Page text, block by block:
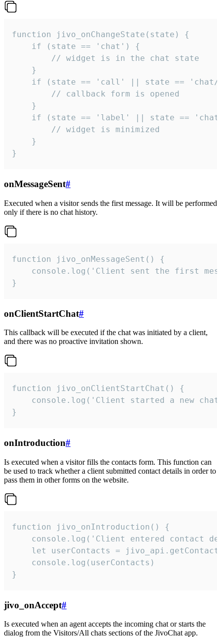
function jivo_onChangeState(state) {
    if (state == 'chat') {
        // widget is in the chat state
    }
if (state == 'call' || state ==
        // callback form is opened
    }
if (state == 'label' || state ==
        // widget is minimized
    }
}
onMessageSent#
Executed when a visitor sends the first message. It will be performed
only if there is no chat history.
function jivo_onMessageSent() {
console.log('Client sent the first
}
onClientStartChat#
This callback will be executed if the chat was initiated by a client,
and there was no proactive invitation shown.
function jivo_onClientStartChat() {
console.log('Client started a new
}
onIntroduction#
Is executed when a visitor fills the contacts form. This function can
be used to track whether a client submitted contact details in order to
pass them in other forms on the website.
function jivo_onIntroduction() {
console.log('Client entered contact
let userContacts =
    console.log(userContacts)
}
jivo_onAccept#
Is executed when an agent accepts the incoming chat or starts the
dialog from the Visitors/All chats sections of the JivoChat app.